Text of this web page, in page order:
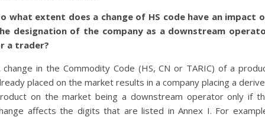
what extent does a change of HS code have an impact
designation of the company as a downstream
a trader?
change in the Commodity Code (HS, CN or TARIC) of a
placed on the market results in a company placing a
on the market being a downstream operator only if
affects the digits that are listed in Annex I. For